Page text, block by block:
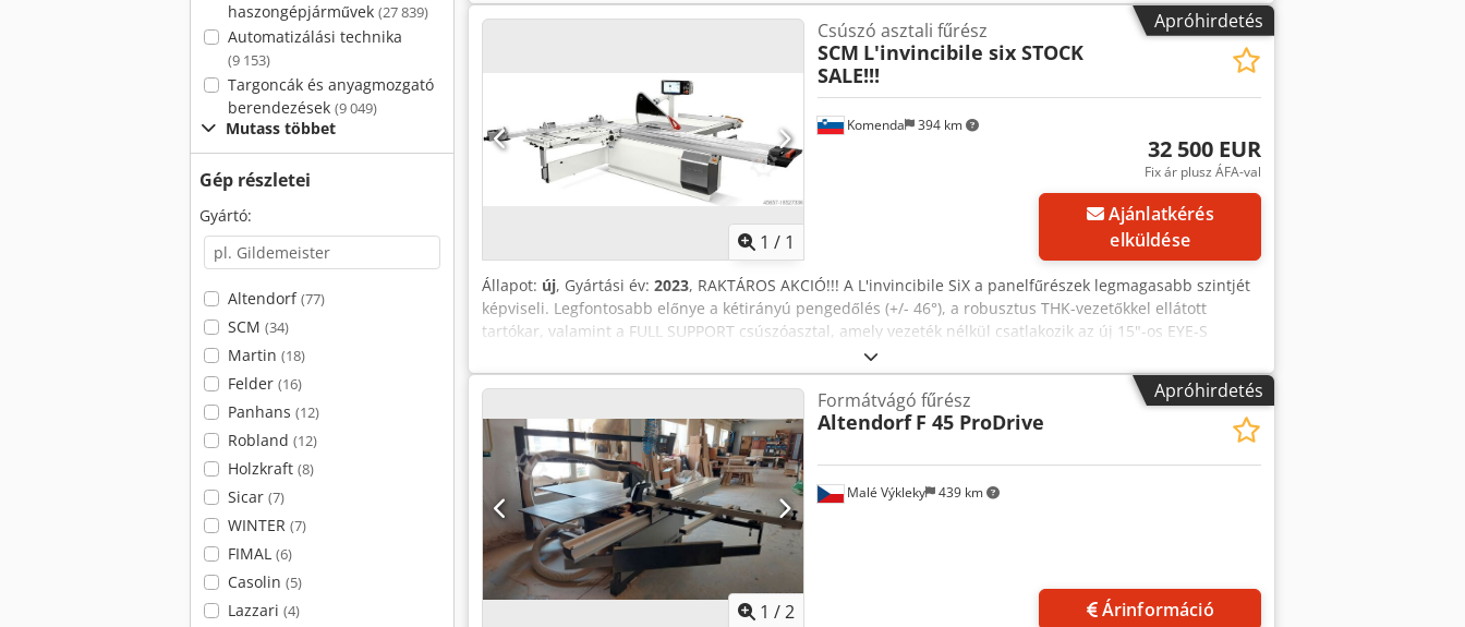
haszongépjárművek (27 839)
Automatizálási technika
(9 153)
Targoncák és anyagmozgató
berendezések (9 049)
Mutass többet
Gép részletei
Gyártó:
Altendorf(77)
SCM (34)
Martin (18)
Felder (16)
Panhans (12)
Robland (12)
Holzkraft (8)
Sicar (7)
WINTER (7)
FIMAL (6)
Casolin (5)
Lazzari (4)
Apróhirdetés
Kérjen több képet
1 / 1
Komenda 394 km
Csúszó asztali fűrész
SCM L'invincibile six STOCK
SALE!!!
32 500 EUR
Fix ár plusz ÁFA-val
Ajánlatkérés
elküldése
Állapot: új, Gyártási év: 2023, RAKTÁROS AKCIÓ!!! A L'invincibile SiX a panelfűrészek legmagasabb szintjét
képviseli. Legfontosabb előnye a kétirányú pengedőlés (+/- 46°), a robusztus THK-vezetőkkel ellátott
tartókar, valamint a FULL SUPPORT csúszóasztal, amely vezeték nélkül csatlakozik az új 15"-os EYE-S
kijelzőhöz. Dsdovzqdkopfx Akwekr Ha a L'invincibile panelfűrészekről van szó, aligha lehet többet mondani
– ezek a csúcskategóriás gépek, amelyeket a legmagasabb felhasználói igények kielégítésére terveztek!
MŰSZAKI ADATOK: - Fűrészlap átmérő: 550 mm - Kétirányú döntés (+46° / -46°) - Inverter a motor
fordulatszámának szabályozásához - Tolóasztal hossza: 3200 mm - A vágólap sebessége: 6000 RPM -
Szakítóképesség (jobb oldali vezető): 1500 mm - A vágólapos motor teljesítménye: 0,9 kW - A vágópenge
átmérője: 160 mm - Főmotor teljesítménye: 9 kW - A fűrészlap fordulatszáma (RPM): 2800-4200 - Max.
vágási magasság 90°/45°-nál: 205 / 130 mm - Porelszívó nyílások (mm): 1 x 120 / 1 x 100 !!! Az ár az ÁFA-t
nem tartalmazza!!! szervizt és telepítést nem vállalunk
Apróhirdetés
1 /2
Malé Výkleky 439 km
Formátvágó fűrész
Altendorf F 45 ProDrive
Árinformáció